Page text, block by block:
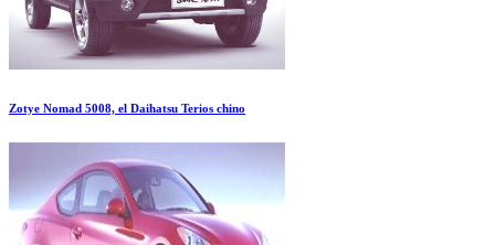
Zotye Nomad 5008, el Daihatsu Terios chino